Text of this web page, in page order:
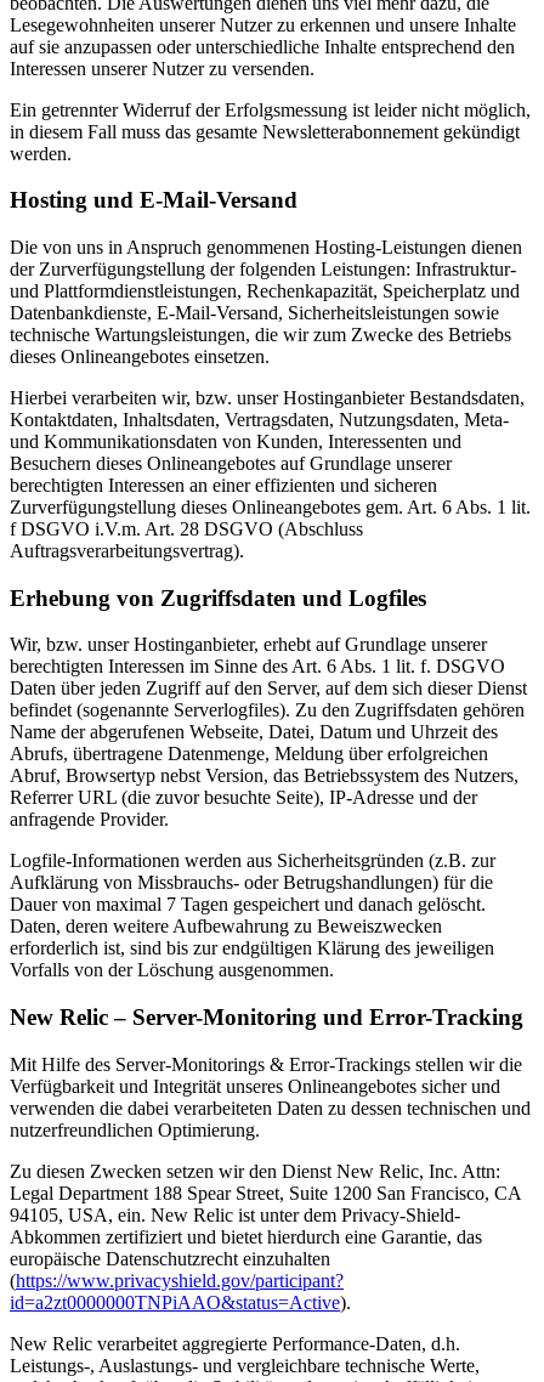
Lesegewohnheiten unserer Nutzer zu erkennen und unsere Inhalte
auf sie anzupassen oder unterschiedliche Inhalte entsprechend den
Interessen unserer Nutzer zu versenden.
Ein getrennter Widerruf der Erfolgsmessung ist leider nicht möglich,
in diesem Fall muss das gesamte Newsletterabonnement gekündigt
werden.
Hosting und E-Mail-Versand
Die von uns in Anspruch genommenen Hosting-Leistungen dienen
der Zurverfügungstellung der folgenden Leistungen: Infrastruktur-
und Plattformdienstleistungen, Rechenkapazität, Speicherplatz und
Datenbankdienste, E-Mail-Versand, Sicherheitsleistungen sowie
technische Wartungsleistungen, die wir zum Zwecke des Betriebs
dieses Onlineangebotes einsetzen.
Hierbei verarbeiten wir, bzw. unser Hostinganbieter Bestandsdaten,
Kontaktdaten, Inhaltsdaten, Vertragsdaten, Nutzungsdaten, Meta-
und Kommunikationsdaten von Kunden, Interessenten und
Besuchern dieses Onlineangebotes auf Grundlage unserer
berechtigten Interessen an einer effizienten und sicheren
Zurverfügungstellung dieses Onlineangebotes gem. Art. 6 Abs. 1 lit.
f DSGVO i.V.m. Art. 28 DSGVO (Abschluss
Auftragsverarbeitungsvertrag).
Erhebung von Zugriffsdaten und Logfiles
Wir, bzw. unser Hostinganbieter, erhebt auf Grundlage unserer
berechtigten Interessen im Sinne des Art. 6 Abs. 1 lit. f. DSGVO
Daten über jeden Zugriff auf den Server, auf dem sich dieser Dienst
befindet (sogenannte Serverlogfiles). Zu den Zugriffsdaten gehören
Name der abgerufenen Webseite, Datei, Datum und Uhrzeit des
Abrufs, übertragene Datenmenge, Meldung über erfolgreichen
Abruf, Browsertyp nebst Version, das Betriebssystem des Nutzers,
Referrer URL (die zuvor besuchte Seite), IP-Adresse und der
anfragende Provider.
Logfile-Informationen werden aus Sicherheitsgründen (z.B. zur
Aufklärung von Missbrauchs- oder Betrugshandlungen) für die
Dauer von maximal 7 Tagen gespeichert und danach gelöscht.
Daten, deren weitere Aufbewahrung zu Beweiszwecken
erforderlich ist, sind bis zur endgültigen Klärung des jeweiligen
Vorfalls von der Löschung ausgenommen.
New Relic – Server-Monitoring und Error-Tracking
Mit Hilfe des Server-Monitorings & Error-Trackings stellen wir die
Verfügbarkeit und Integrität unseres Onlineangebotes sicher und
verwenden die dabei verarbeiteten Daten zu dessen technischen und
nutzerfreundlichen Optimierung.
Zu diesen Zwecken setzen wir den Dienst New Relic, Inc. Attn:
Legal Department 188 Spear Street, Suite 1200 San Francisco, CA
94105, USA, ein. New Relic ist unter dem Privacy-Shield-
Abkommen zertifiziert und bietet hierdurch eine Garantie, das
europäische Datenschutzrecht einzuhalten
(https://www.privacyshield.gov/participant?
id=a2zt0000000TNPiAAO&status=Active).
New Relic verarbeitet aggregierte Performance-Daten, d.h.
Leistungs-, Auslastungs- und vergleichbare technische Werte,